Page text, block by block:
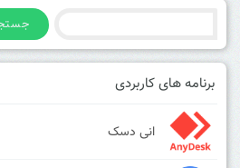
برنامه های کاربردی
انی دسک